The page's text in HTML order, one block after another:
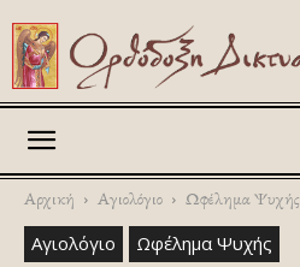
Αρχική Αγιολόγιο Ωφέλημα Ψυχής
Αγιολόγιο Ωφέλημα Ψυχής